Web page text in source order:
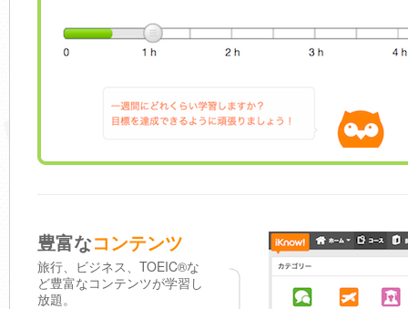
豊富なコンテンツ
旅行、ビジネス、TOEIC®な
ど豊富なコンテンツが学習し
放題。